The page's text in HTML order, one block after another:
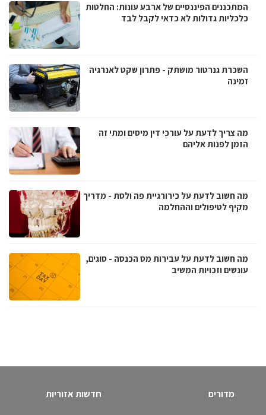
המתכננים הפיננסיים של ארבע עונות: החלטות
כלכליות גדולות לא כדאי לקבל לבד
השכרת גנרטור מושתק - פתרון שקט לאנרגיה
זמינה
מה צריך לדעת על עורכי דין מיסים ומתי זה
הזמן לפנות אליהם
מה חשוב לדעת על כירורגיית פה ולסת - מדריך
מקיף לטיפולים וההחלמה
מה חשוב לדעת על עבירות מס הכנסה - סוגים,
עונשים וזכויות המשיב
מדורים חדשות אזוריות